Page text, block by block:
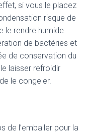
si vous le placez
risque de
le rendre humide.
de bactéries et
de conservation du
laisser refroidir
le congeler.
de l’emballer pour la